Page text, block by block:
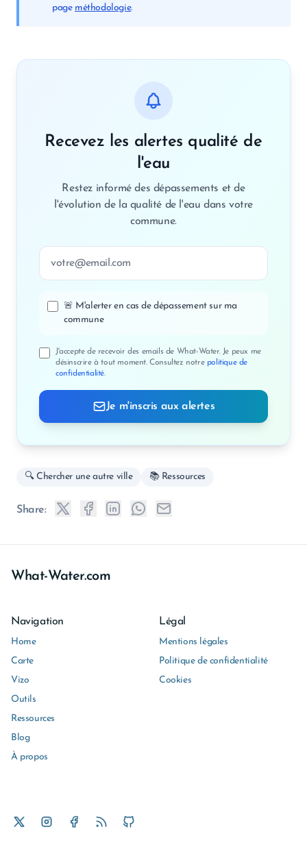
page méthodologie.
Recevez les alertes qualité de
l'eau
Restez informé des dépassements et de
l'évolution de la qualité de l'eau dans votre
commune.
🚨 M'alerter en cas de dépassement sur ma
commune
J'accepte de recevoir des emails de What-Water. Je peux me
désinscrire à tout moment. Consultez notre politique de
confidentialité.
Je m'inscris aux alertes
🔍 Chercher une autre ville 📚 Ressources
Share:
What-Water.com
Navigation
Home
Carte
Vizo
Outils
Ressources
Blog
À propos
Légal
Mentions légales
Politique de confidentialité
Cookies